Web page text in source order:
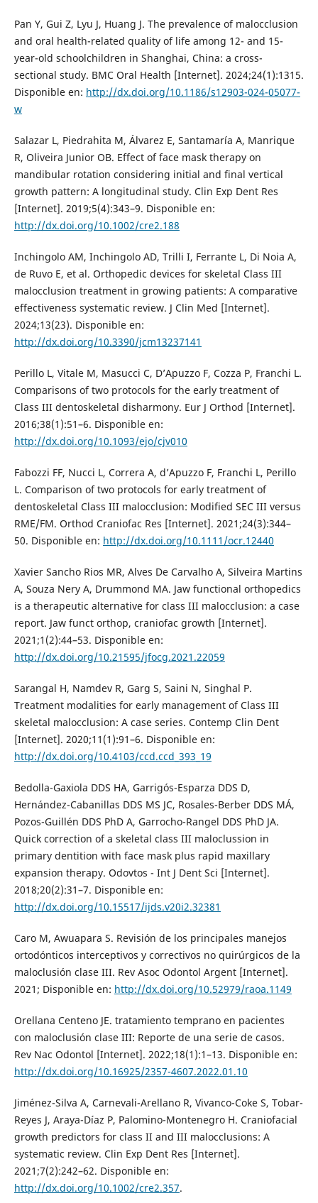
Pan Y, Gui Z, Lyu J, Huang J. The prevalence of malocclusion
and oral health-related quality of life among 12- and 15-
year-old schoolchildren in Shanghai, China: a cross-
sectional study. BMC Oral Health [Internet]. 2024;24(1):1315.
Disponible en: http://dx.doi.org/10.1186/s12903-024-05077-
w
Salazar L, Piedrahita M, Álvarez E, Santamaría A, Manrique
R, Oliveira Junior OB. Effect of face mask therapy on
mandibular rotation considering initial and final vertical
growth pattern: A longitudinal study. Clin Exp Dent Res
[Internet]. 2019;5(4):343–9. Disponible en:
http://dx.doi.org/10.1002/cre2.188
Inchingolo AM, Inchingolo AD, Trilli I, Ferrante L, Di Noia A,
de Ruvo E, et al. Orthopedic devices for skeletal Class III
malocclusion treatment in growing patients: A comparative
effectiveness systematic review. J Clin Med [Internet].
2024;13(23). Disponible en:
http://dx.doi.org/10.3390/jcm13237141
Perillo L, Vitale M, Masucci C, D’Apuzzo F, Cozza P, Franchi L.
Comparisons of two protocols for the early treatment of
Class III dentoskeletal disharmony. Eur J Orthod [Internet].
2016;38(1):51–6. Disponible en:
http://dx.doi.org/10.1093/ejo/cjv010
Fabozzi FF, Nucci L, Correra A, d’Apuzzo F, Franchi L, Perillo
L. Comparison of two protocols for early treatment of
dentoskeletal Class III malocclusion: Modified SEC III versus
RME/FM. Orthod Craniofac Res [Internet]. 2021;24(3):344–
50. Disponible en: http://dx.doi.org/10.1111/ocr.12440
Xavier Sancho Rios MR, Alves De Carvalho A, Silveira Martins
A, Souza Nery A, Drummond MA. Jaw functional orthopedics
is a therapeutic alternative for class III malocclusion: a case
report. Jaw funct orthop, craniofac growth [Internet].
2021;1(2):44–53. Disponible en:
http://dx.doi.org/10.21595/jfocg.2021.22059
Sarangal H, Namdev R, Garg S, Saini N, Singhal P.
Treatment modalities for early management of Class III
skeletal malocclusion: A case series. Contemp Clin Dent
[Internet]. 2020;11(1):91–6. Disponible en:
http://dx.doi.org/10.4103/ccd.ccd_393_19
Bedolla-Gaxiola DDS HA, Garrigós-Esparza DDS D,
Hernández-Cabanillas DDS MS JC, Rosales-Berber DDS MÁ,
Pozos-Guillén DDS PhD A, Garrocho-Rangel DDS PhD JA.
Quick correction of a skeletal class III maloclussion in
primary dentition with face mask plus rapid maxillary
expansion therapy. Odovtos - Int J Dent Sci [Internet].
2018;20(2):31–7. Disponible en:
http://dx.doi.org/10.15517/ijds.v20i2.32381
Caro M, Awuapara S. Revisión de los principales manejos
ortodónticos interceptivos y correctivos no quirúrgicos de la
maloclusión clase III. Rev Asoc Odontol Argent [Internet].
2021; Disponible en: http://dx.doi.org/10.52979/raoa.1149
Orellana Centeno JE. tratamiento temprano en pacientes
con maloclusión clase III: Reporte de una serie de casos.
Rev Nac Odontol [Internet]. 2022;18(1):1–13. Disponible en:
http://dx.doi.org/10.16925/2357-4607.2022.01.10
Jiménez-Silva A, Carnevali-Arellano R, Vivanco-Coke S, Tobar-
Reyes J, Araya-Díaz P, Palomino-Montenegro H. Craniofacial
growth predictors for class II and III malocclusions: A
systematic review. Clin Exp Dent Res [Internet].
2021;7(2):242–62. Disponible en:
http://dx.doi.org/10.1002/cre2.357.